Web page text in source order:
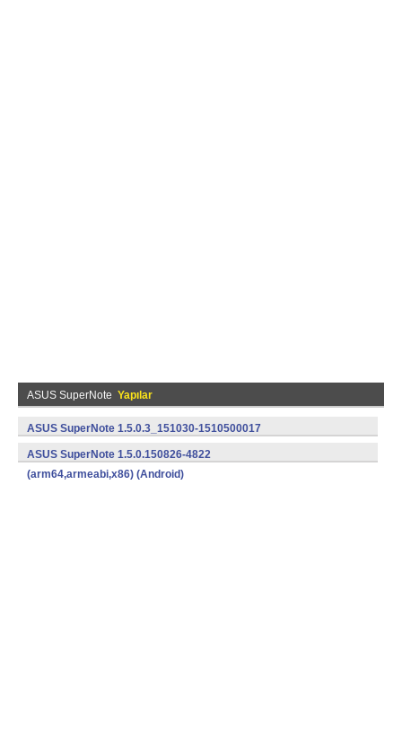
ASUS SuperNote Yapılar
ASUS SuperNote 1.5.0.3_151030-1510500017
(arm64,armeabi,armeabi-v7a,x86) (Android)
ASUS SuperNote 1.5.0.150826-4822
(arm64,armeabi,x86) (Android)